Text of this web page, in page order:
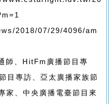
2018/07/29/4096/am
師、HitFm廣播節目專
目專訪、亞太廣播家族節
家、中央廣播電臺節目來